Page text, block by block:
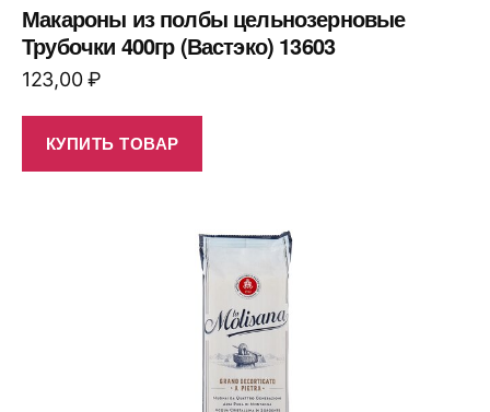
Макароны из полбы цельнозерновые
Трубочки 400гр (Вастэко) 13603
123,00₽
КУПИТЬ ТОВАР